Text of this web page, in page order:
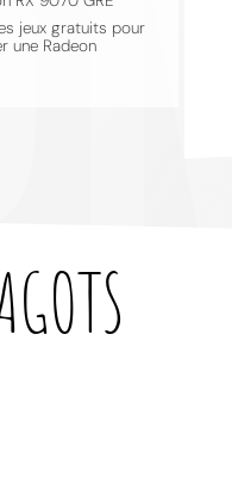
jeux gratuits pour
une Radeon